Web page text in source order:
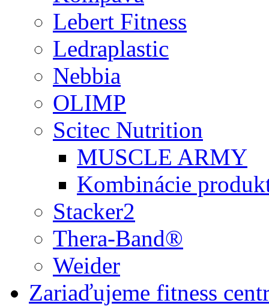
Lebert Fitness
Ledraplastic
Nebbia
OLIMP
Scitec Nutrition
MUSCLE ARMY
Kombinácie
Stacker2
Thera-Band®
Weider
Zariaďujeme fitness